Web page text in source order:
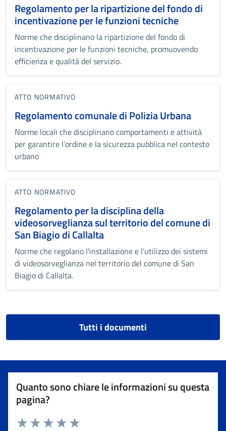
Regolamento per la ripartizione del fondo di
incentivazione per le funzioni tecniche
Norme che disciplinano la ripartizione del fondo di
incentivazione per le funzioni tecniche, promuovendo
efficienza e qualità del servizio.
ATTO NORMATIVO
Regolamento comunale di Polizia Urbana
Norme locali che disciplinano comportamenti e attività
per garantire l'ordine e la sicurezza pubblica nel contesto
urbano
ATTO NORMATIVO
Regolamento per la disciplina della
videosorveglianza sul territorio del comune di
San Biagio di Callalta
Norme che regolano l'installazione e l'utilizzo dei sistemi
di videosorveglianza nel territorio del comune di San
Biagio di Callalta.
Tutti i documenti
Quanto sono chiare le informazioni su questa
pagina?